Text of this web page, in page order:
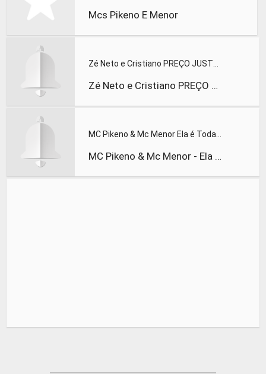
Mcs Pikeno E Menor
Zé Neto e Cristiano PREÇO JUSTO DVD Por mais beijos ao vivo
MC Pikeno & Mc Menor - Ela é Toda Toda